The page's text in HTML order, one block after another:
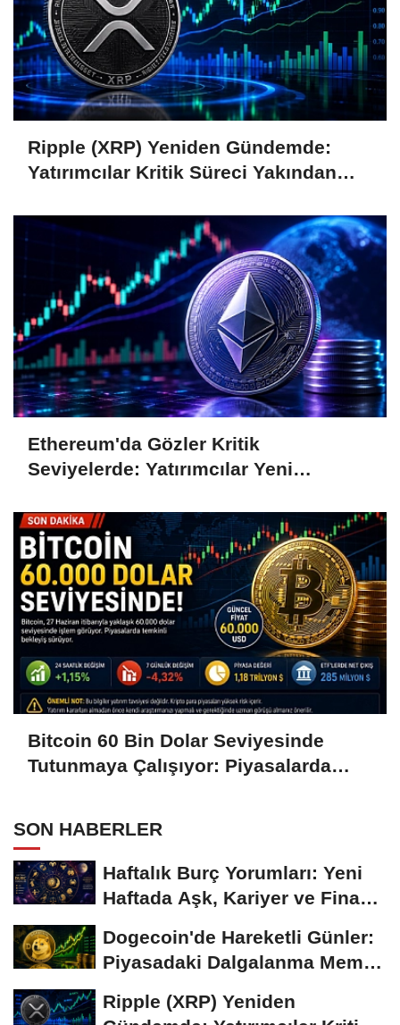
Ripple (XRP) Yeniden Gündemde:
Yatırımcılar Kritik Süreci Yakından
Ethereum'da Gözler Kritik
Seviyelerde: Yatırımcılar Yeni
Bitcoin 60 Bin Dolar Seviyesinde
Tutunmaya Çalışıyor: Piyasalarda
SON HABERLER
Haftalık Burç Yorumları: Yeni
Haftada Aşk, Kariyer ve Finans
Dogecoin'de Hareketli Günler:
Piyasadaki Dalgalanma Meme
Ripple (XRP) Yeniden